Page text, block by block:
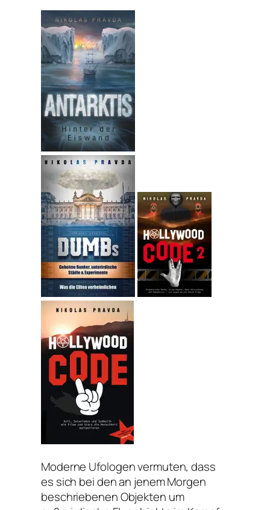
Moderne Ufologen vermuten, dass
es sich bei den an jenem Morgen
beschriebenen Objekten um